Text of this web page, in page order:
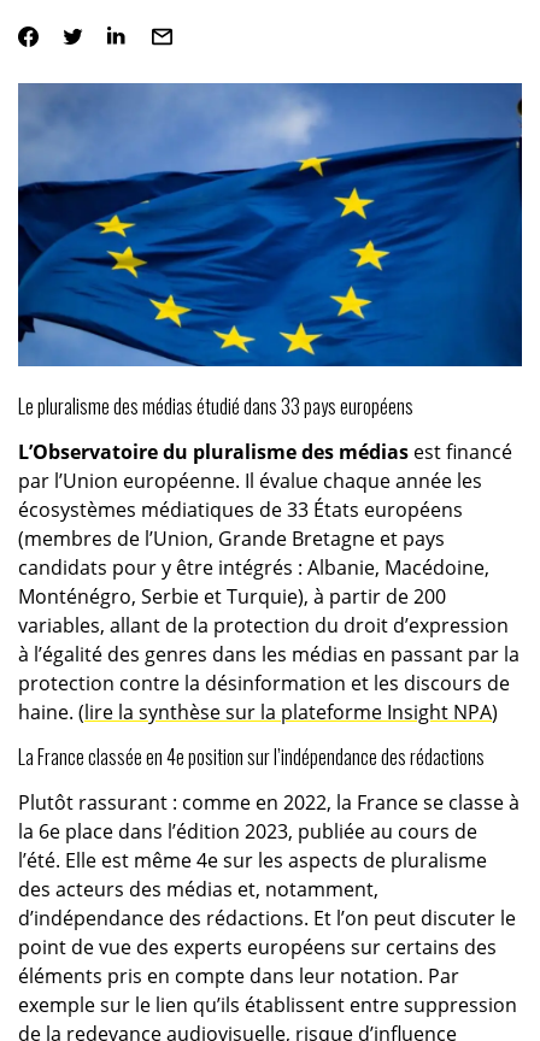
Le pluralisme des médias étudié dans 33 pays européens
L’Observatoire du pluralisme des médiasest financé
par l’Union européenne. Il évalue chaque année les
écosystèmes médiatiques de 33 États européens
(membres de l’Union, Grande Bretagne et pays
candidats pour y être intégrés : Albanie, Macédoine,
Monténégro, Serbie et Turquie), à partir de 200
variables, allant de la protection du droit d’expression
à l’égalité des genres dans les médias en passant par la
protection contre la désinformation et les discours de
haine. (lire la synthèse sur la plateforme Insight NPA)
La France classée en 4e position sur l’indépendance des rédactions
Plutôt rassurant : comme en 2022, la France se classe à
la 6e place dans l’édition 2023, publiée au cours de
l’été. Elle est même 4e sur les aspects de pluralisme
des acteurs des médias et, notamment,
d’indépendance des rédactions. Et l’on peut discuter le
point de vue des experts européens sur certains des
éléments pris en compte dans leur notation. Par
exemple sur le lien qu’ils établissent entre suppression
de la redevance audiovisuelle, risque d’influence